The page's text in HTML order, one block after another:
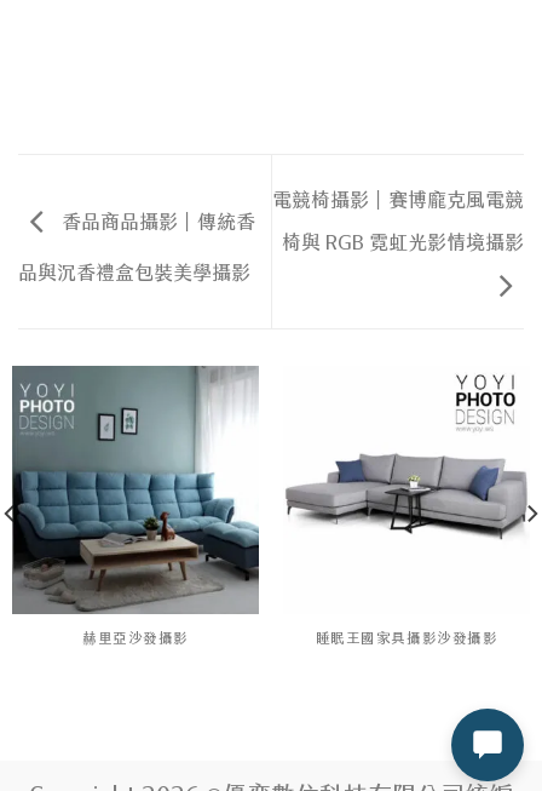
香品商品攝影｜傳統香
品與沉香禮盒包裝美學攝影
電競椅攝影｜賽博龐克風電競
椅與 RGB 霓虹光影情境攝影
赫里亞沙發攝影 睡眠王國家具攝影沙發攝影